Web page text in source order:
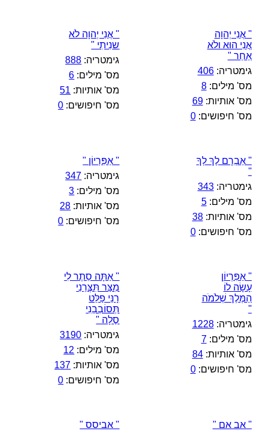
" אֲנִי יְהוָה
אֲנִי הוּא ולֹא
אַחֵר "
גימטריה:406
מס' מילים:8
מס' אותיות:69
מס' חיפושים:0
" אֲנִי יְהוָה לֹא
שנִיתִי "
גימטריה: 888
מס' מילים: 6
מס' אותיות: 51
מס' חיפושים: 0
" אַבְרָם לֶךְ לְךָ
"
גימטריה:343
מס' מילים:5
מס' אותיות:38
מס' חיפושים:0
" אַפִּרְיוֹן "
גימטריה: 347
מס' מילים: 3
מס' אותיות: 28
מס' חיפושים: 0
" אַפִּרְיוֹן
עָשָׂה לוֹ
הַמֶּלֶךְ שְׁלֹמֹה
"
גימטריה:1228
מס' מילים:7
מס' אותיות:84
מס' חיפושים:0
" אַתָּה סֵתֶר לִי
מִצַּר תִּצְּרֵנִי
רָנֵּי פַלֵּט
תְּסוֹבְבֵנִי
סֶלָה "
גימטריה: 3190
מס' מילים: 12
מס' אותיות: 137
מס' חיפושים: 0
" אב אם "
" אביסס "